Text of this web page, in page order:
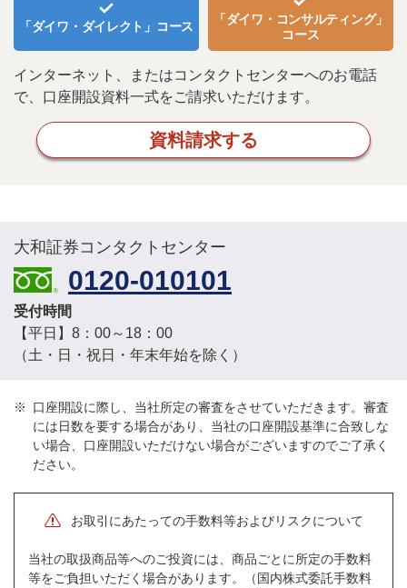
「ダイワ・ダイレクト」 コース
「ダイワ・コンサルティング」
コース
インターネット、またはコンタクトセンターへのお電話
で、 口座開設資料一式をご請求いただけます。
資料請求する
大和証券コンタクトセンター
0120-010101
受付時間
【平日】8：00～18：00
（土・日・祝日・年末年始を除く）
口座開設に際し、当社所定の審査をさせていただきます。審査
には日数を要する場合があり、当社の口座開設基準に合致しな
い場合、口座開設いただけない場合がございますのでご了承く
ださい。
お取引にあたっての手数料等およびリスクについて
当社の取扱商品等へのご投資には、商品ごとに所定の手数料
等をご負担いただく場合があります。（国内株式委託手数料